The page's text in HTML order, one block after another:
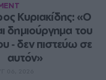
Κυριακίδης: «Ο
δημιούργημα του
‑ δεν πιστεύω σε
αυτόν»